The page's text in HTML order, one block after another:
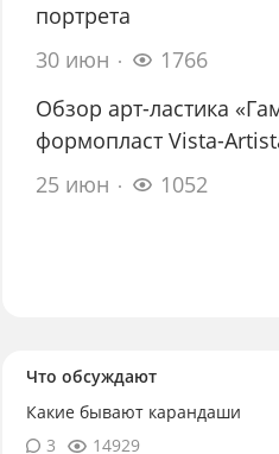
портрета
30 июн
1766
Обзор арт-ластика
формопласт Vista-
25 июн
1052
Что обсуждают
Какие бывают карандаши
3
14929